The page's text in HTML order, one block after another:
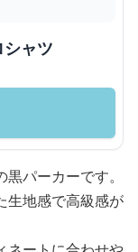
ャツ
パーカーです。
生地感で高級感が